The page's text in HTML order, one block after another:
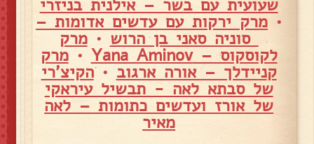
שעועית עם בשר – אילנית בניזרי
• מרק ירקות עם עדשים אדומות –
סוניה סאני בן הרוש •מרק
לקוסקוס – Yana Aminov •מרק
קניידלך – אורה ארגוב •הקיצ'רי
של סבתא לאה - תבשיל עיראקי
של אורז ועדשים כתומות – לאה
מאיר